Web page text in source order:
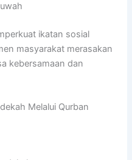
ikatan sosial
masyarakat merasakan
kebersamaan dan
Melalui Qurban